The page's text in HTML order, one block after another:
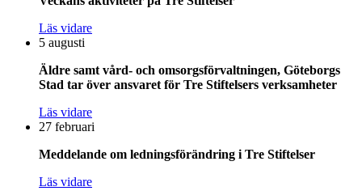
Läs vidare
5 augusti
Äldre samt vård- och omsorgsförvaltningen, Göteborgs
Stad tar över ansvaret för Tre Stiftelsers verksamheter
Läs vidare
27 februari
Meddelande om ledningsförändring i Tre Stiftelser
Läs vidare